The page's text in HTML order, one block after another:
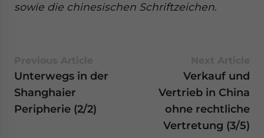
sowie die chinesischen Schriftzeichen.
Unterwegs in der
Shanghaier
Peripherie (2/2)
Verkauf und
Vertrieb in China
ohne rechtliche
Vertretung (3/5)